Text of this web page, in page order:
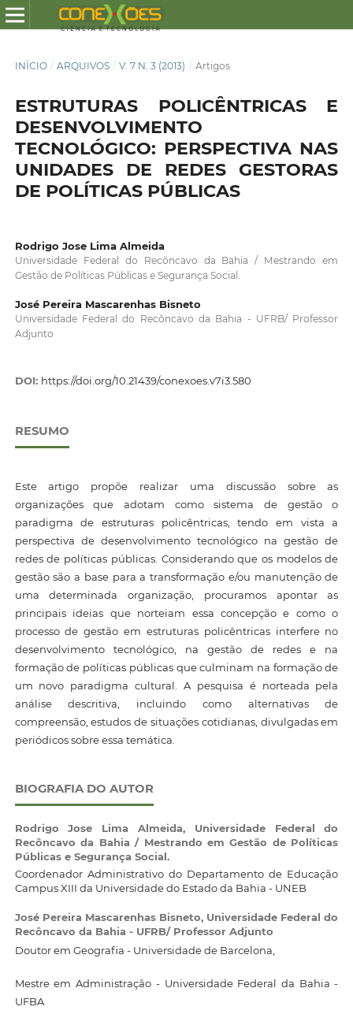
INÍCIO / ARQUIVOS / V. 7 N. 3 (2013) / Artigos
ESTRUTURAS POLICÊNTRICAS E
DESENVOLVIMENTO
TECNOLÓGICO: PERSPECTIVA NAS
UNIDADES DE REDES GESTORAS
DE POLÍTICAS PÚBLICAS
Rodrigo Jose Lima Almeida
Universidade Federal do Recôncavo da Bahia / Mestrando em
Gestão de Políticas Públicas e Segurança Social.
José Pereira Mascarenhas Bisneto
Universidade Federal do Recôncavo da Bahia - UFRB/ Professor
Adjunto
DOI: https://doi.org/10.21439/conexoes.v7i3.580
RESUMO
Este artigo propõe realizar uma discussão sobre as
organizações que adotam como sistema de gestão o
paradigma de estruturas policêntricas, tendo em vista a
perspectiva de desenvolvimento tecnológico na gestão de
redes de políticas públicas. Considerando que os modelos de
gestão são a base para a transformação e/ou manutenção de
uma determinada organização, procuramos apontar as
principais ideias que norteiam essa concepção e como o
processo de gestão em estruturas policêntricas interfere no
desenvolvimento tecnológico, na gestão de redes e na
formação de políticas públicas que culminam na formação de
um novo paradigma cultural. A pesquisa é norteada pela
análise descritiva, incluindo como alternativas de
compreensão, estudos de situações cotidianas, divulgadas em
periódicos sobre essa temática.
BIOGRAFIA DO AUTOR
Rodrigo Jose Lima Almeida, Universidade Federal do
Recôncavo da Bahia / Mestrando em Gestão de Políticas
Públicas e Segurança Social.
Coordenador Administrativo do Departamento de Educação
Campus XIII da Universidade do Estado da Bahia - UNEB
José Pereira Mascarenhas Bisneto, Universidade Federal do
Recôncavo da Bahia - UFRB/ Professor Adjunto
Doutor em Geografia - Universidade de Barcelona,
Mestre em Administração - Universidade Federal da Bahia -
UFBA